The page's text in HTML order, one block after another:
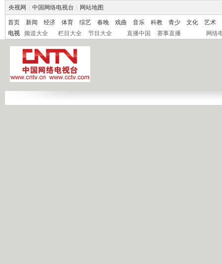
央视网 中国网络电视台 网站地图
首页 新闻 经济 体育 综艺 春晚 戏曲 音乐 科教 青少 文化
艺术
电视
频道大全 栏目大全 节目大全 直播中国 赛事直播 网络